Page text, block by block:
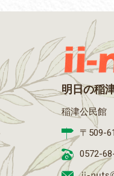
明日の稲
稲津公民館
〒509-
0572-